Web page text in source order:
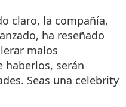
claro, la compañía,
ha reseñado
malos
haberlos, serán
Seas una celebrity